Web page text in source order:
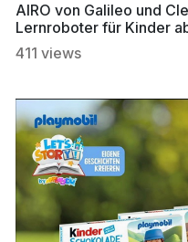
AIRO von Galileo und
Lernroboter für Kinder
spielerisch entdecken
411 views